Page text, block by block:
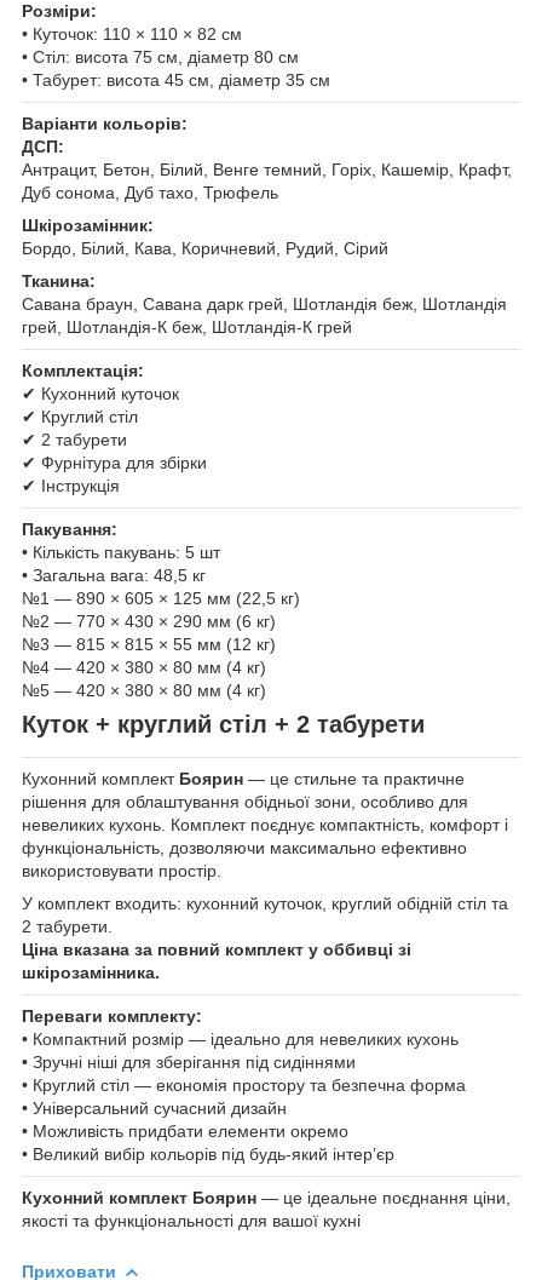
Розміри:
• Куточок: 110 × 110 × 82 см
• Стіл: висота 75 см, діаметр 80 см
• Табурет: висота 45 см, діаметр 35 см
Варіанти кольорів:
ДСП:
Антрацит, Бетон, Білий, Венге темний, Горіх, Кашемір, Крафт,
Дуб сонома, Дуб тахо, Трюфель
Шкірозамінник:
Бордо, Білий, Кава, Коричневий, Рудий, Сірий
Тканина:
Савана браун, Савана дарк грей, Шотландія беж, Шотландія
грей, Шотландія-К беж, Шотландія-К грей
Комплектація:
✔ Кухонний куточок
✔ Круглий стіл
✔ 2 табурети
✔ Фурнітура для збірки
✔ Інструкція
Пакування:
• Кількість пакувань: 5 шт
• Загальна вага: 48,5 кг
№1 — 890 × 605 × 125 мм (22,5 кг)
№2 — 770 × 430 × 290 мм (6 кг)
№3 — 815 × 815 × 55 мм (12 кг)
№4 — 420 × 380 × 80 мм (4 кг)
№5 — 420 × 380 × 80 мм (4 кг)
Куток + круглий стіл + 2 табурети
Кухонний комплект Боярин — це стильне та практичне
рішення для облаштування обідньої зони, особливо для
невеликих кухонь. Комплект поєднує компактність, комфорт і
функціональність, дозволяючи максимально ефективно
використовувати простір.
У комплект входить: кухонний куточок, круглий обідній стіл та
2 табурети.
Ціна вказана за повний комплект у оббивці зі
шкірозамінника.
Переваги комплекту:
• Компактний розмір — ідеально для невеликих кухонь
• Зручні ніші для зберігання під сидіннями
• Круглий стіл — економія простору та безпечна форма
• Універсальний сучасний дизайн
• Можливість придбати елементи окремо
• Великий вибір кольорів під будь-який інтер’єр
Кухонний комплект Боярин — це ідеальне поєднання ціни,
якості та функціональності для вашої кухні
Приховати